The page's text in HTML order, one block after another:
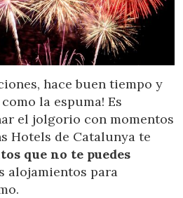
ES EN FR
hace buen tiempo y
la espuma! Es
el jolgorio con momentos
Hotels de Catalunya te
que no te puedes
alojamientos para